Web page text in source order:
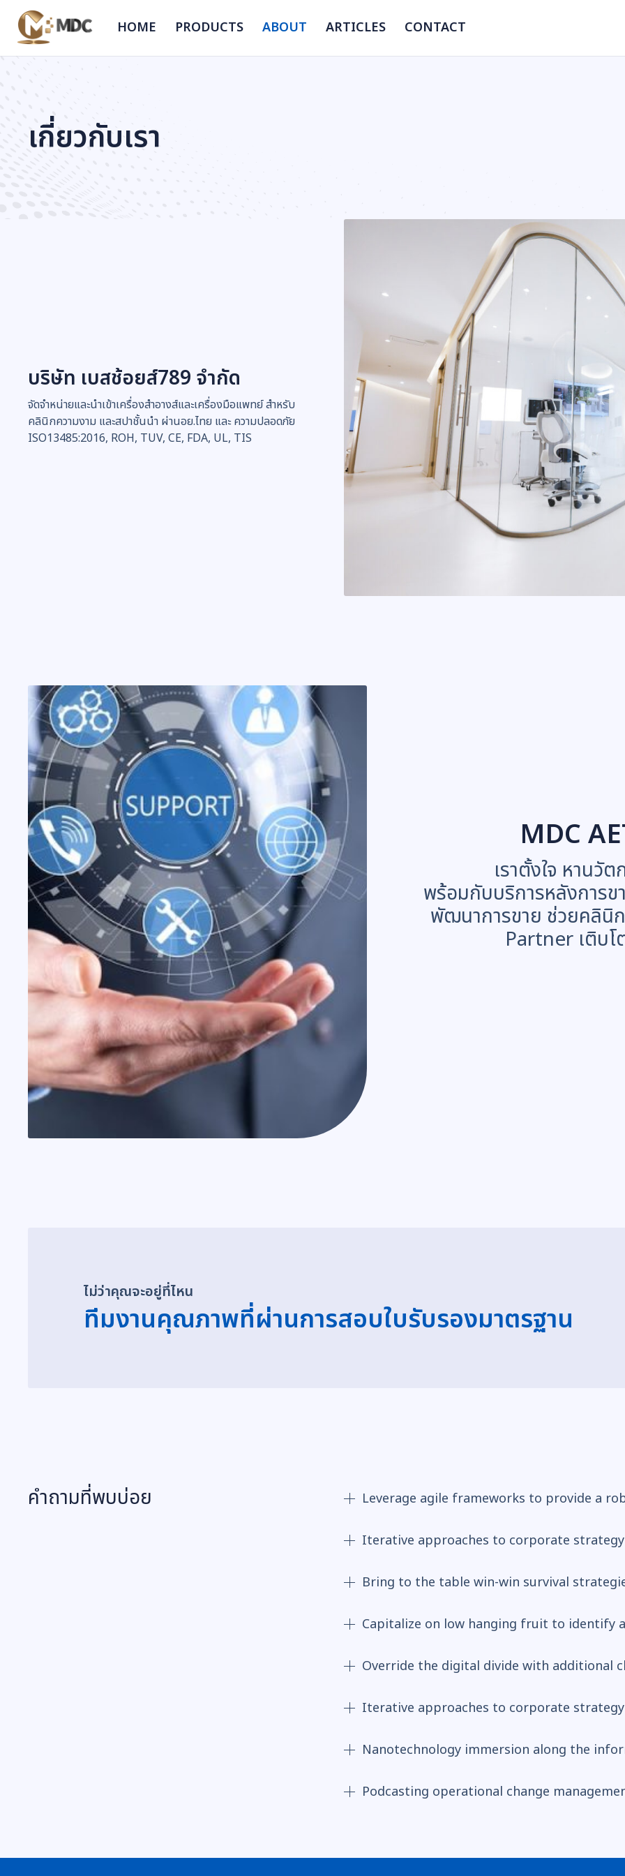
HOME PRODUCTS ABOUT ARTICLES CONTACT
เกี่ยวกับเรา
บริษัท เบสช้อยส์789 จำกัด
จัดจำหน่ายและนำเข้าเครื่องสำอางส์และเครื่องมือแพทย์ สำหรับ
คลินิกความงาม และสปาชั้นนำ ผ่านอย.ไทย และ ความปลอดภัย
ISO13485:2016, ROH, TUV, CE, FDA, UL, TIS
MDC
เราตั้งใจ หานวั
พร้อมกับบริการหลังการข
พัฒนาการขาย ช่วยคลินิก
Partner เติบโ
ไม่ว่าคุณจะอยู่ที่ไหน
ทีมงานคุณภาพที่ผ่านการสอบใบรับรองมาตรฐาน
คำถามที่พบบ่อย Leverage agile frameworks to provide a
Iterative approaches to corporate
Bring to the table win-win survival
Capitalize on low hanging fruit to identify
Override the digital divide with additional
Iterative approaches to corporate
Nanotechnology immersion along the
Podcasting operational change